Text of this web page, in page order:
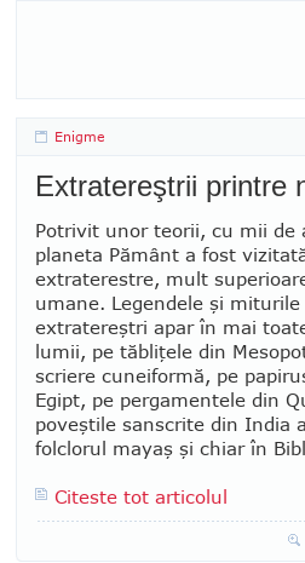
Enigme
Extratereştrii printre
Potrivit unor teorii, cu mii de
planeta Pământ a fost
extraterestre, mult
umane. Legendele şi
extra­te­reştri apar în mai
lumii, pe tăbliţele din
scriere cu­neiformă, pe
Egipt, pe pergamentele din
poveştile sanscrite din India
folclorul mayaş şi chiar în
Citeste tot articolul